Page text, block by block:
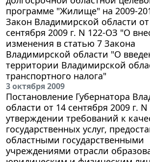
программе "Жилище" на 2009-
Закон Владимирской области
сентября 2009 г. N 122-ОЗ "О
изменения в статью 7 Закона
Владимирской области "О
территории Владимирской
транспортного налога"
3 октября 2009
Постановление Губернатора
области от 14 сентября 2009 г.
утверждении требований к
государственных услуг,
областными государственными
учреждениями отрасли